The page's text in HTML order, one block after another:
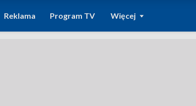
Reklama Program TV Więcej